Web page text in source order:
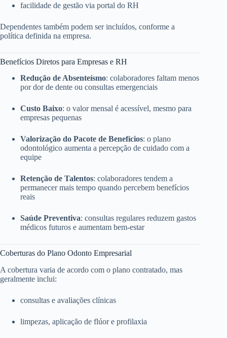
facilidade de gestão via portal do RH
Dependentes também podem ser incluídos, conforme a
política definida na empresa.
Benefícios Diretos para Empresas e RH
Redução de Absenteísmo: colaboradores faltam menos
por dor de dente ou consultas emergenciais
Custo Baixo: o valor mensal é acessível, mesmo para
empresas pequenas
Valorização do Pacote de Benefícios: o plano
odontológico aumenta a percepção de cuidado com a
equipe
Retenção de Talentos: colaboradores tendem a
permanecer mais tempo quando percebem benefícios
reais
Saúde Preventiva: consultas regulares reduzem gastos
médicos futuros e aumentam bem-estar
Coberturas do Plano Odonto Empresarial
A cobertura varia de acordo com o plano contratado, mas
geralmente inclui:
consultas e avaliações clínicas
limpezas, aplicação de flúor e profilaxia